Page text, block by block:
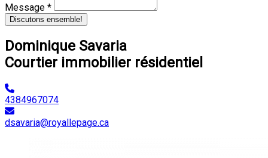
Message *
Discutons ensemble!
Dominique Savaria
Courtier immobilier résidentiel
4384967074
dsavaria@royallepage.ca